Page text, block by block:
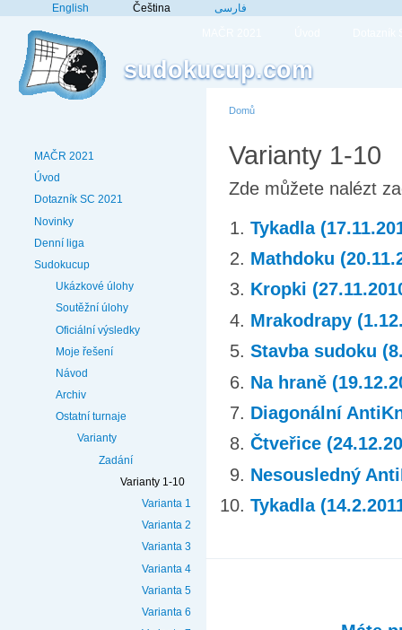
English Čeština فارسی
sudokucup.com
MAČR 2021
Úvod
Dotazník SC 2021
Novinky
Denní liga
Sudokucup
Ukázkové úlohy
Soutěžní úlohy
Oficiální výsledky
Moje řešení
Návod
Archiv
Ostatní turnaje
Varianty
Zadání
Varianty 1-10
Varianta 1
Varianta 2
Varianta 3
Varianta 4
Varianta 5
Varianta 6
Domů
Varianty 1-10
Zde můžete nalézt
Tykadla
Mathdoku
Kropki
Mrakodrapy
Stavba sudoku
Na hraně
Diagonální
Čtveřice
Nesousledný
Tykadla